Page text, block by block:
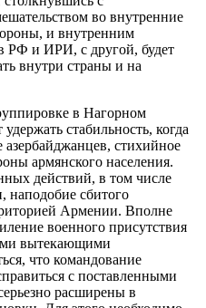
во внутренние
и внутренним
РФ и ИРИ, с другой, будет
внутри страны и на
в Нагорном
стабильность, когда
азербайджанцев, стихийное
армянского населения.
действий, в том числе
наподобие сбитого
Армении. Вполне
военного присутствия
вытекающими
что командование
с поставленными
расширены в